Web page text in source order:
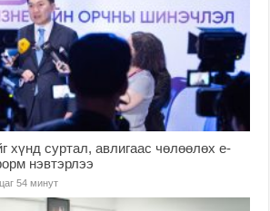
хүнд суртал, авлигаас чөлөөлөх е-
нэвтэрлээ
54 минут